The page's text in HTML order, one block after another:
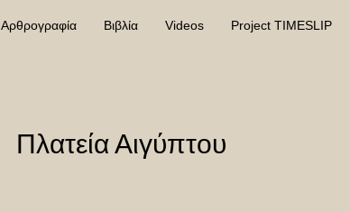
Αρθρογραφία Βιβλία Videos Project TIMESLIP
Πλατεία Αιγύπτου